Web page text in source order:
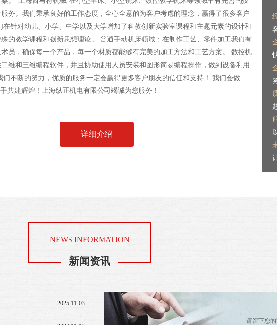
务。我们秉承良好的工作态度，全心全意的为客户考虑的理念，赢得了很多客户
在针对幼儿、小学、中学以及大学增加了科教创新实验室课程和主题元素的设计和
的教学课程和创新思想理论。 普通手动机床领域；在制作工艺、零件加工我们有
员，确保每一个产品，每一个材质都能够有完美的加工方法和工艺方案。 数控机
维和三维编程软件，并且协助使用人员安装和图形简易编程操作，做到设备利用
们不断的努力，优质的服务一定会赢得更多客户朋友的信任和支持！ 我们会做
共建辉煌！上海纵正机电有限公司竭诚为您服务！
详细介绍
NEWS INFORMATION
新闻资讯
2025-11-03
请留下您